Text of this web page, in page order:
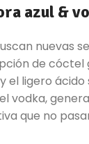
azul &
nuevas
de cóctel
el ligero
vodka,
que no